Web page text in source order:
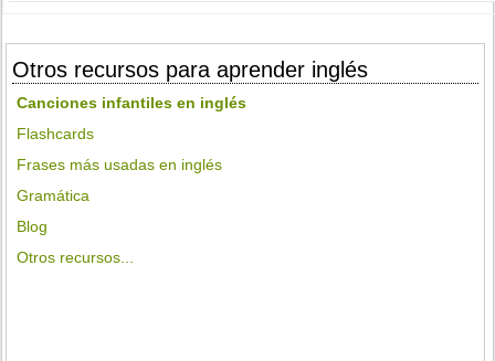
Otros recursos para aprender inglés
Canciones infantiles en inglés
Flashcards
Frases más usadas en inglés
Gramática
Blog
Otros recursos...